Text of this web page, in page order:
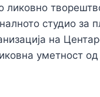
ликовно
студио за
на
уметност